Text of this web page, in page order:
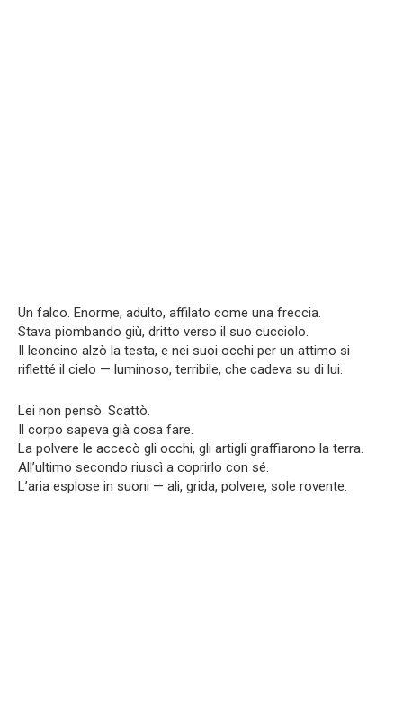
Un falco. Enorme, adulto, affilato come una freccia.
Stava piombando giù, dritto verso il suo cucciolo.
Il leoncino alzò la testa, e nei suoi occhi per un attimo si
rifletté il cielo — luminoso, terribile, che cadeva su di lui.
Lei non pensò. Scattò.
Il corpo sapeva già cosa fare.
La polvere le accecò gli occhi, gli artigli graffiarono la terra.
All’ultimo secondo riuscì a coprirlo con sé.
L’aria esplose in suoni — ali, grida, polvere, sole rovente.